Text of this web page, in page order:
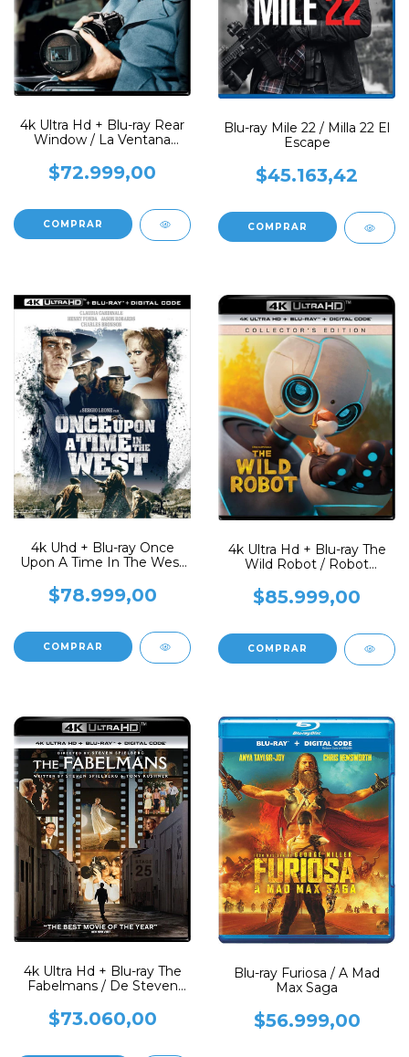
4k Ultra Hd + Blu-ray Rear
Window / La Ventana
$72.999,00
Blu-ray Mile 22 / Milla 22 El
Escape
$45.163,42
4k Uhd + Blu-ray Once
Upon A Time In The West
$78.999,00
4k Ultra Hd + Blu-ray The
Wild Robot / Robot
$85.999,00
4k Ultra Hd + Blu-ray The
Fabelmans / De Steven
$73.060,00
Blu-ray Furiosa / A Mad
Max Saga
$56.999,00